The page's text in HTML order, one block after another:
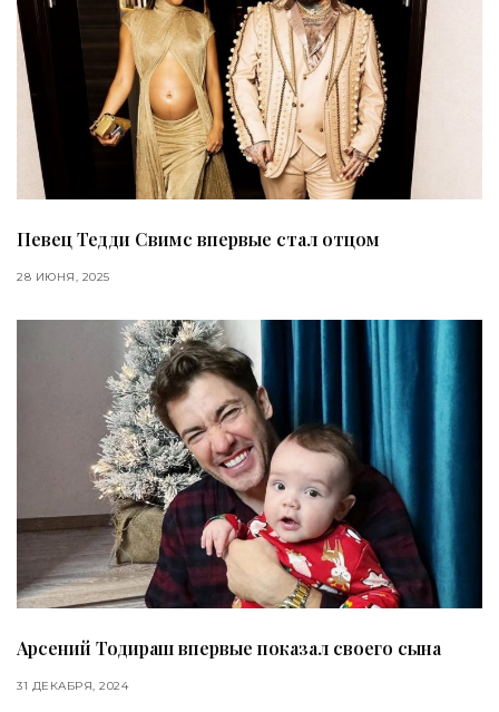
Певец Тедди Свимс впервые стал отцом
28 ИЮНЯ, 2025
Арсений Тодираш впервые показал своего сына
31 ДЕКАБРЯ, 2024